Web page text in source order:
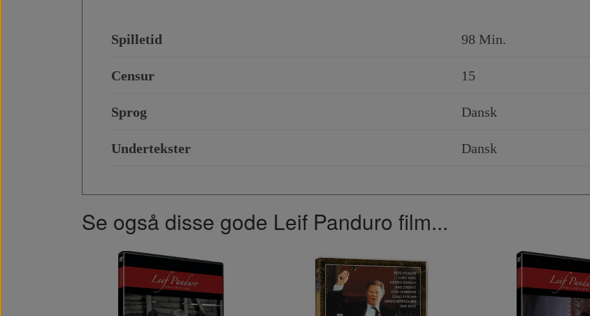
Spilletid 98 Min.
Censur 15
Sprog Dansk
Undertekster Dansk
Se også disse gode Leif Panduro film...